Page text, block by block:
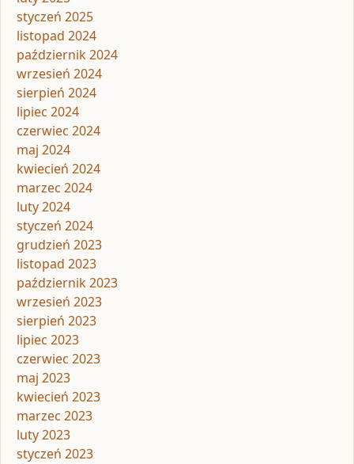
styczeń 2025
listopad 2024
październik 2024
wrzesień 2024
sierpień 2024
lipiec 2024
czerwiec 2024
maj 2024
kwiecień 2024
marzec 2024
luty 2024
styczeń 2024
grudzień 2023
listopad 2023
październik 2023
wrzesień 2023
sierpień 2023
lipiec 2023
czerwiec 2023
maj 2023
kwiecień 2023
marzec 2023
luty 2023
styczeń 2023